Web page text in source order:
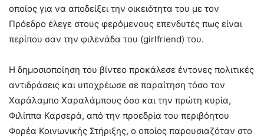
οποίος για να αποδείξει την οικειότητα του με τον
Πρόεδρο έλεγε στους φερόμενους επενδυτές πως είναι
περίπου σαν την φιλενάδα του (girlfriend) του.
Η δημοσιοποίηση του βίντεο προκάλεσε έντονες πολιτικές
αντιδράσεις και υποχρέωσε σε παραίτηση τόσο τον
Χαράλαμπο Χαραλάμπους όσο και την πρώτη κυρία,
Φιλίππα Καρσερά, από την προεδρία του περιβόητου
Φορέα Κοινωνικής Στήριξης, ο οποίος παρουσιαζόταν στο